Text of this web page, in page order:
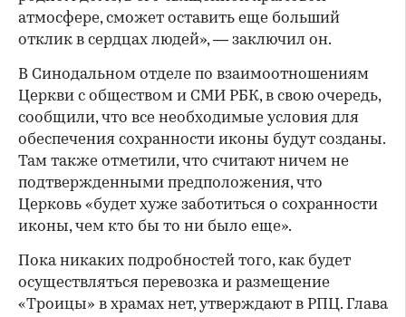
атмосфере, сможет оставить еще больший
отклик в сердцах людей», — заключил он.
В Синодальном отделе по взаимоотношениям
Церкви с обществом и СМИ РБК, в свою очередь,
сообщили, что все необходимые условия для
обеспечения сохранности иконы будут созданы.
Там также отметили, что считают ничем не
подтвержденными предположения, что
Церковь «будет хуже заботиться о сохранности
иконы, чем кто бы то ни было еще».
Пока никаких подробностей того, как будет
осуществляться перевозка и размещение
«Троицы» в храмах нет, утверждают в РПЦ. Глава